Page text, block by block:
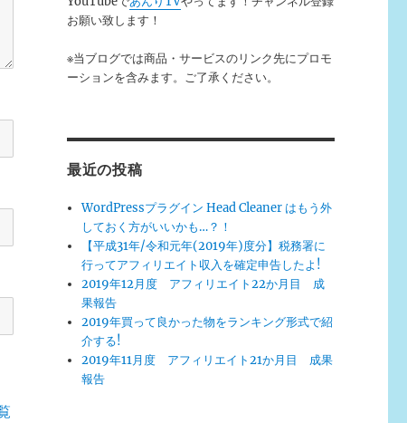
お願い致します！
※当ブログでは商品・サービスのリンク先にプロモ
ーションを含みます。ご了承ください。
最近の投稿
WordPressプラグイン Head Cleaner はもう外
しておく方がいいかも…？！
【平成31年/令和元年(2019年)度分】税務署に
行ってアフィリエイト収入を確定申告したよ!
2019年12月度 アフィリエイト22か月目 成
果報告
2019年買って良かった物をランキング形式で紹
介する!
2019年11月度 アフィリエイト21か月目 成果
報告